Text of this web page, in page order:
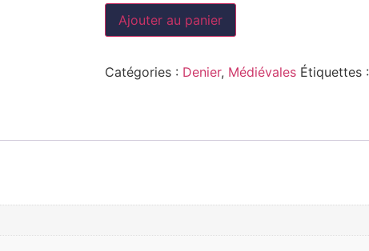
Ajouter au panier
Catégories : Denier, Médiévales Étiquettes :